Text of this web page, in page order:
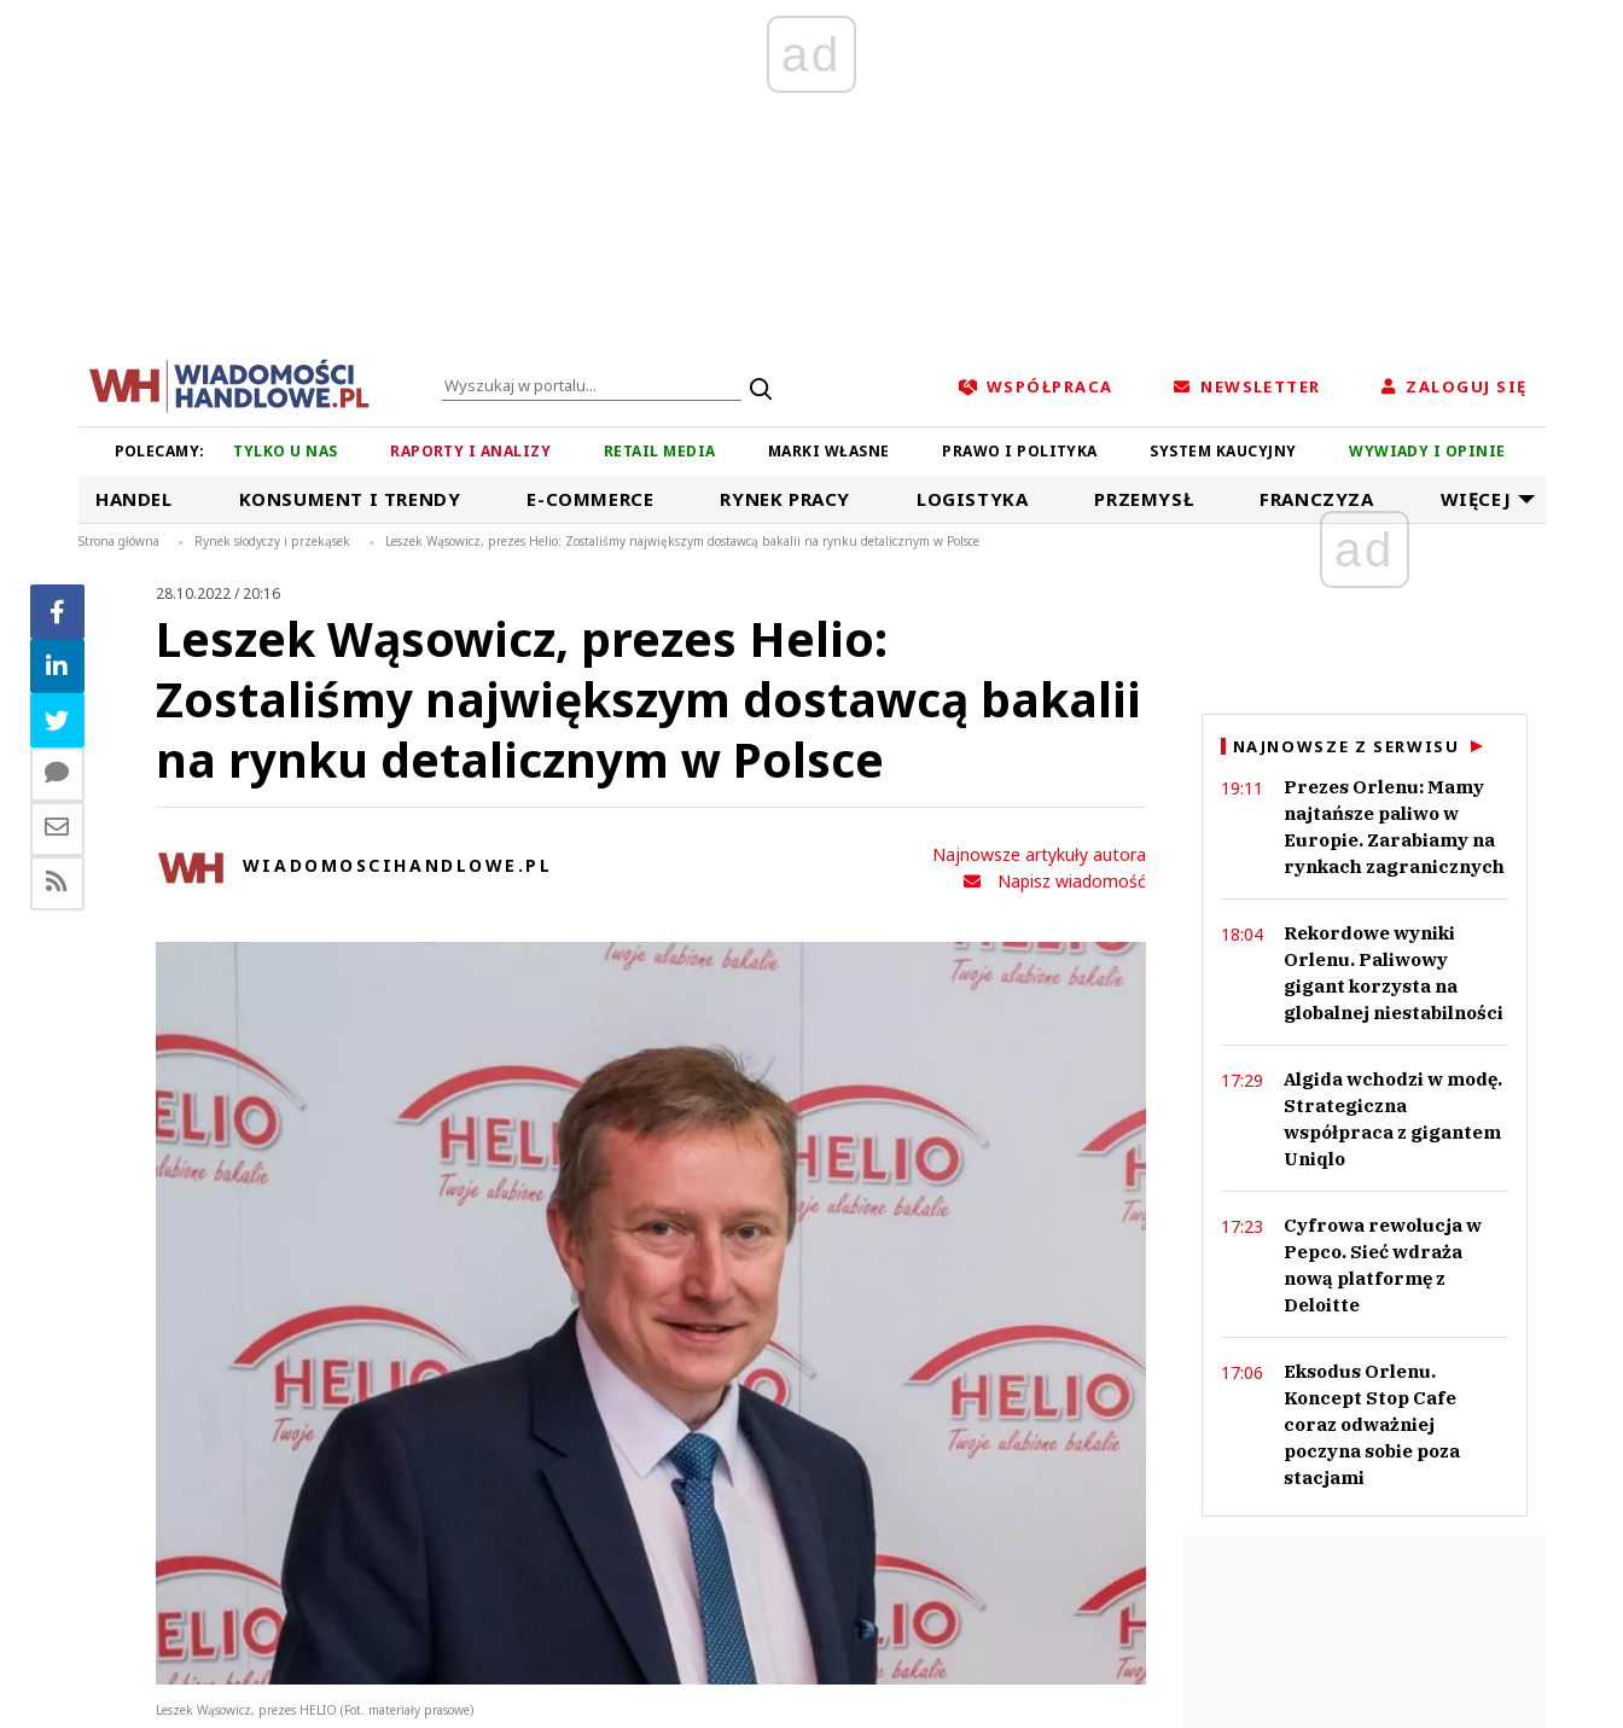
ad
WSPÓŁPRACA NEWSLETTER ZALOGUJ SIĘ
POLECAMY: TYLKO U NAS RAPORTY I ANALIZY RETAIL MEDIA MARKI WŁASNE PRAWO I POLITYKA SYSTEM KAUCYJNY WYWIADY I OPINIE
HANDEL KONSUMENT I TRENDY E-COMMERCE RYNEK PRACY LOGISTYKA PRZEMYSŁ FRANCZYZA WIĘCEJ
Strona główna > Rynek słodyczy i przekąsek > Leszek Wąsowicz, prezes Helio: Zostaliśmy największym dostawcą bakalii na rynku detalicznym w Polsce
28.10.2022 / 20:16
Leszek Wąsowicz, prezes Helio:
Zostaliśmy największym dostawcą bakalii
na rynku detalicznym w Polsce
WIADOMOSCIHANDLOWE.PL
Najnowsze artykuły autora
Napisz wiadomość
Leszek Wąsowicz, prezes HELIO (Fot. materiały prasowe)
ad
NAJNOWSZE Z SERWISU
19:11
Prezes Orlenu: Mamy
najtańsze paliwo w
Europie. Zarabiamy na
rynkach zagranicznych
18:04
Rekordowe wyniki
Orlenu. Paliwowy
gigant korzysta na
globalnej niestabilności
17:29
Algida wchodzi w modę.
Strategiczna
współpraca z gigantem
Uniqlo
17:23
Cyfrowa rewolucja w
Pepco. Sieć wdraża
nową platformę z
Deloitte
17:06
Eksodus Orlenu.
Koncept Stop Cafe
coraz odważniej
poczyna sobie poza
stacjami